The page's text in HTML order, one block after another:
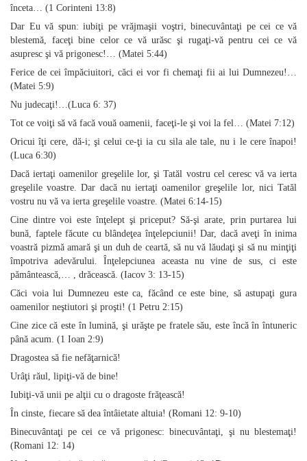
înceta… (1 Corinteni 13:8)
Dar Eu vă spun: iubiţi pe vrăjmaşii voştri, binecuvântaţi pe cei ce vă
blestemă, faceţi bine celor ce vă urăsc şi rugaţi‑vă pentru cei ce vă
asupresc şi vă prigonesc!… (Matei 5:44)
Ferice de cei împăciuitori, căci ei vor fi chemaţi fii ai lui Dumnezeu!…
(Matei 5:9)
Nu judecaţi!…(Luca 6: 37)
Tot ce voiţi să vă facă vouă oamenii, faceţi‑le şi voi la fel… (Matei 7:12)
Oricui îţi cere, dă‑i; şi celui ce‑ţi ia cu sila ale tale, nu i le cere înapoi!
(Luca 6:30)
Dacă iertaţi oamenilor greşelile lor, şi Tatăl vostru cel ceresc vă va ierta
greşelile voastre. Dar dacă nu iertaţi oamenilor greşelile lor, nici Tatăl
vostru nu vă va ierta greşelile voastre. (Matei 6:14‑15)
Cine dintre voi este înţelept şi priceput? Să‑şi arate, prin purtarea lui
bună, faptele făcute cu blândeţea înţelepciunii! Dar, dacă aveţi în inima
voastră pizmă amară şi un duh de ceartă, să nu vă lăudaţi şi să nu minţiţi
împotriva adevărului. Înţelepciunea aceasta nu vine de sus, ci este
pământească,… , drăcească. (Iacov 3: 13‑15)
Căci voia lui Dumnezeu este ca, făcând ce este bine, să astupaţi gura
oamenilor neştiutori şi proşti! (1 Petru 2:15)
Cine zice că este în lumină, şi urăşte pe fratele său, este încă în întuneric
până acum. (1 Ioan 2:9)
Dragostea să fie nefăţarnică!
Urâţi răul, lipiţi‑vă de bine!
Iubiţi‑vă unii pe alţii cu o dragoste frăţească!
În cinste, fiecare să dea întâietate altuia! (Romani 12: 9‑10)
Binecuvântaţi pe cei ce vă prigonesc: binecuvântaţi, şi nu blestemaţi!
(Romani 12: 14)